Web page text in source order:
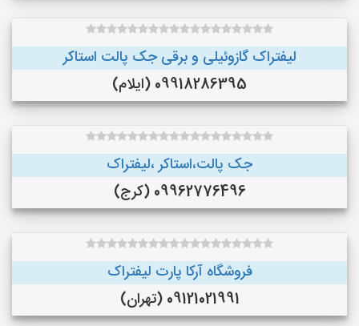
لیفتراک گازوئیلی و برقی جک پالت استاکر
09918286395 (ایلام)
جک پالت،استاکر ،لیفتراک
09962776496 (کرج)
فروشگاه آرکا پارت لیفتراک
09121021991 (تهران)